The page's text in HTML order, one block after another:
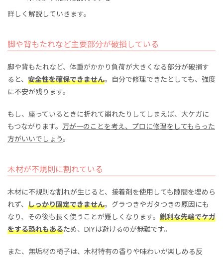
詳しく解説していきます。
脚や背もたれなど主要部分が破損している
脚や背もたれなど、体重がかかり負荷が大きくなる部分が破損す
ると、 安全性を確保できません。自分で修理できたとしても、強度
に不安が残ります。
もし、座っているときに折れて崩れたりしてしまえば、大ケガに
もつながります。 万が一のことを考え、プロに修理をしてもらった
方がいいでしょう。
木材が不規則に割れている
木材に不規則な割れが生じると、接着剤を使用しても隙間を埋めら
れず、 しっかり固定できません。グラつきやガタつきの原因にも
なり、その後も長く使うことが難しくなります。 鋭利な先端でケガ
をする恐れもあるため、DIYは避けるのが無難です。
また、無垢材の椅子は、木材特有の香りや味わいが楽しめる反